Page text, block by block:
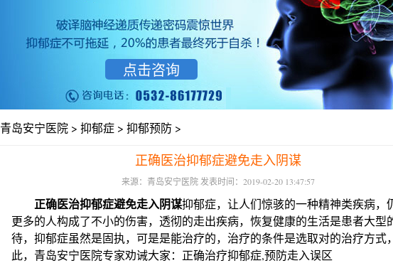
点击咨询
青岛安宁医院> 抑郁症> 抑郁预防>
正确医治抑郁症避免走入阴谋
来源：青岛安宁医院 发表时间：2019-02-20 13:47:57
正确医治抑郁症避免走入阴谋抑郁症，让人们惊骇的一种精神类疾病，
更多的人构成了不小的伤害，透彻的走出疾病，恢复健康的生活是患者大型
待，抑郁症虽然是固执，可是是能治疗的，治疗的条件是选取对的治疗方式
此，青岛安宁医院专家劝诫大家：正确治疗抑郁症,预防走入误区